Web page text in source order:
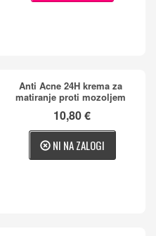
Anti Acne 24H krema za
matiranje proti mozoljem
10,80 €
NI NA ZALOGI